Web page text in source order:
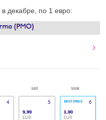
декабре, по 1 евро: